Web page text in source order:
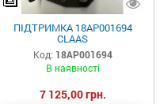
ПІДТРИМКА 18AP001694
CLAAS
Код: 18AP001694
В наявності
7 125,00 грн.